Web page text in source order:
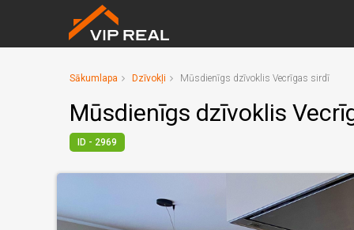
Sākumlapa Dzīvokļi Mūsdienīgs dzīvoklis Vecrīgas sirdī
Mūsdienīgs dzīvoklis
ID - 2969